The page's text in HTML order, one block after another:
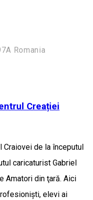
Romania
Creației
Craiovei de la începutul
caricaturist Gabriel
Amatori din ţară. Aici
elevi ai